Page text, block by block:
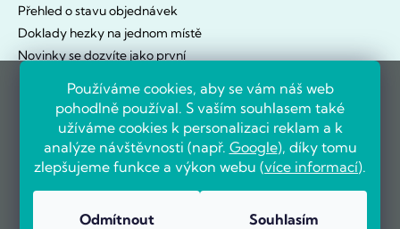
Používáme cookies, aby se vám náš web
pohodlně používal. S vaším souhlasem také
užíváme cookies k personalizaci reklam a k
analýze návštěvnosti (např. Google), díky tomu
zlepšujeme funkce a výkon webu (více informací).
Odmítnout Souhlasím
Přehled o stavu objednávek
Doklady hezky na jednom místě
Novinky se dozvíte jako první